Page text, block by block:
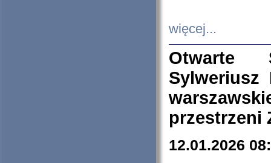
więcej...
Otwarte
Sylweriusz
przestrzeni
12.01.2026